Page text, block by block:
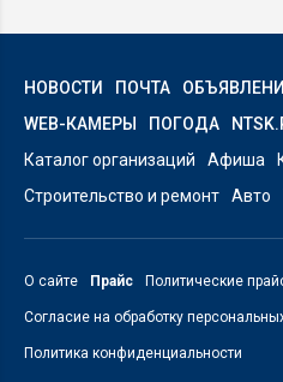
НОВОСТИ ПОЧТА
WEB-КАМЕРЫ
ПОГОДА
Каталог организаций
Афиша
Строительство и ремонт
Авто
О сайте Прайс Политические
Согласие на обработку
Политика конфиденциальности